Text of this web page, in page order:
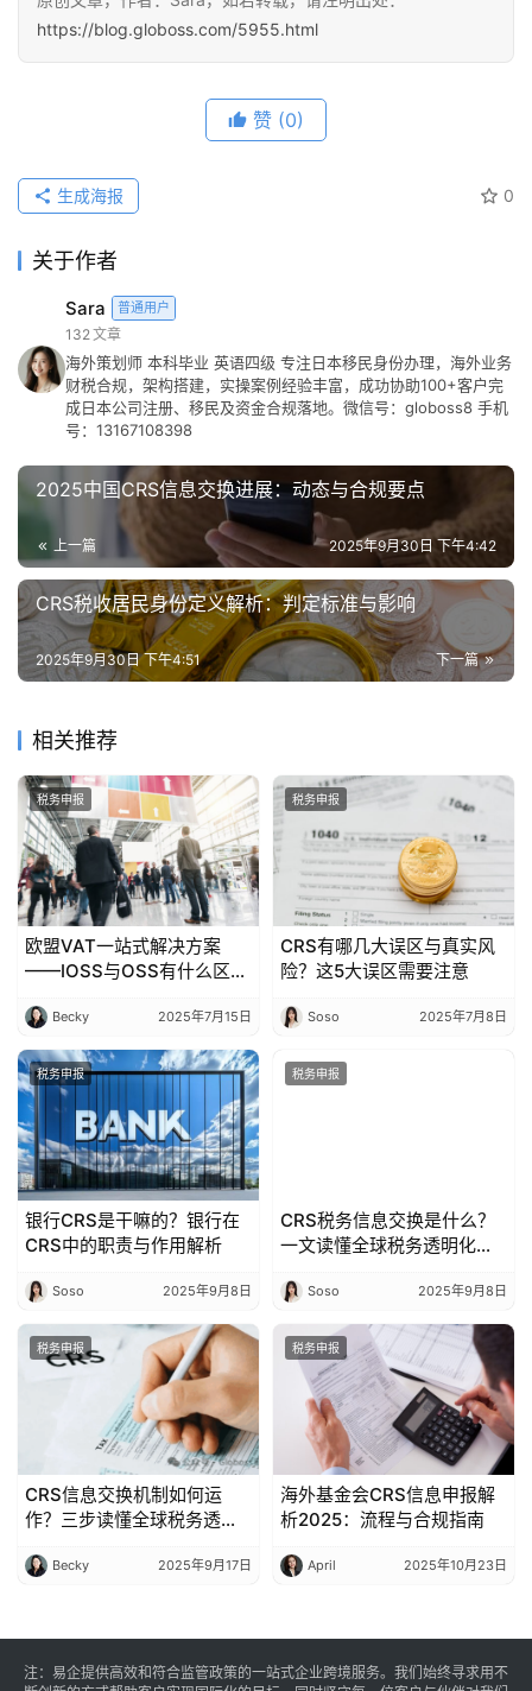
https://blog.globoss.com/5955.html
赞 (0)
0
生成海报
关于作者
Sara 普通用户
132文章
海外策划师 本科毕业 英语四级 专注日本移民身份办理，海外业务
财税合规，架构搭建，实操案例经验丰富，成功协助100+客户完
成日本公司注册、移民及资金合规落地。微信号：globoss8 手机
号：13167108398
2025中国CRS信息交换进展：动态与合规要点
上一篇 2025年9月30日 下午4:42
CRS税收居民身份定义解析：判定标准与影响
下一篇
2025年9月30日 下午4:51
相关推荐
税务申报
欧盟VAT一站式解决方案
——IOSS与OSS有什么区
Becky 2025年7月15日
税务申报
CRS有哪几大误区与真实风
险？这5大误区需要注意
Soso 2025年7月8日
税务申报
银行CRS是干嘛的？银行在
CRS中的职责与作用解析
Soso 2025年9月8日
税务申报
CRS税务信息交换是什么？
一文读懂全球税务透明化核
Soso 2025年9月8日
税务申报
CRS信息交换机制如何运
作？三步读懂全球税务透明
Becky 2025年9月17日
税务申报
海外基金会CRS信息申报解
析2025：流程与合规指南
April 2025年10月23日
注：易企提供高效和符合监管政策的一站式企业跨境服务。我们始终寻求用不